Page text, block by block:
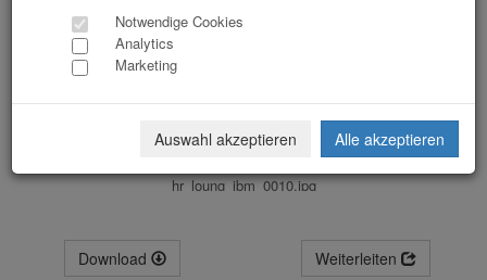
hr_loung_ibm_0010.jpg
Download Weiterleiten
Notwendige Cookies
Analytics
Marketing
Auswahl akzeptieren Alle akzeptieren